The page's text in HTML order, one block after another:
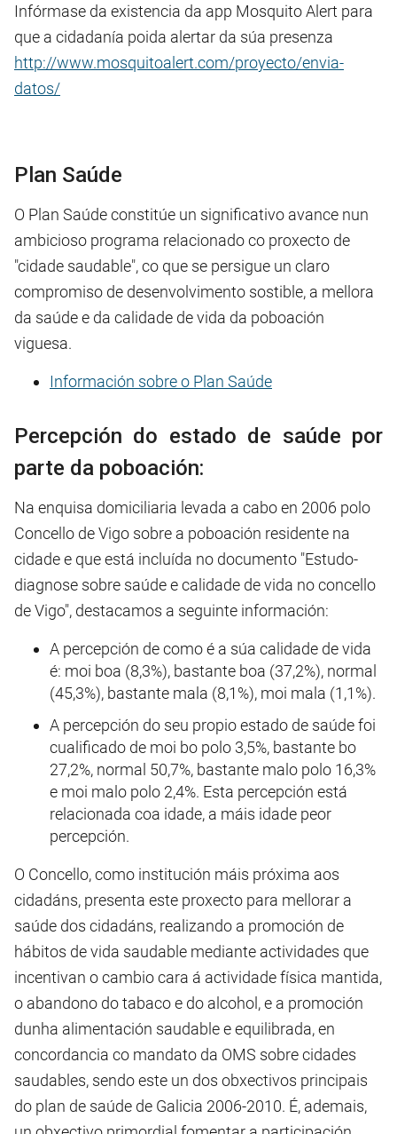
Infórmase da existencia da app Mosquito Alert para
que a cidadanía poida alertar da súa presenza
http://www.mosquitoalert.com/proyecto/envia-
datos/
Plan Saúde
O Plan Saúde constitúe un significativo avance nun
ambicioso programa relacionado co proxecto de
"cidade saudable", co que se persigue un claro
compromiso de desenvolvimento sostible, a mellora
da saúde e da calidade de vida da poboación
viguesa.
Información sobre o Plan Saúde
Percepción do estado de saúde por
parte da poboación:
Na enquisa domiciliaria levada a cabo en 2006 polo
Concello de Vigo sobre a poboación residente na
cidade e que está incluída no documento "Estudo-
diagnose sobre saúde e calidade de vida no concello
de Vigo", destacamos a seguinte información:
A percepción de como é a súa calidade de vida
é: moi boa (8,3%), bastante boa (37,2%), normal
(45,3%), bastante mala (8,1%), moi mala (1,1%).
A percepción do seu propio estado de saúde foi
cualificado de moi bo polo 3,5%, bastante bo
27,2%, normal 50,7%, bastante malo polo 16,3%
e moi malo polo 2,4%. Esta percepción está
relacionada coa idade, a máis idade peor
percepción.
O Concello, como institución máis próxima aos
cidadáns, presenta este proxecto para mellorar a
saúde dos cidadáns, realizando a promoción de
hábitos de vida saudable mediante actividades que
incentivan o cambio cara á actividade física mantida,
o abandono do tabaco e do alcohol, e a promoción
dunha alimentación saudable e equilibrada, en
concordancia co mandato da OMS sobre cidades
saudables, sendo este un dos obxectivos principais
do plan de saúde de Galicia 2006-2010. É, ademais,